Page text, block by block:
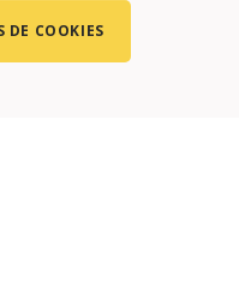
DE COOKIES